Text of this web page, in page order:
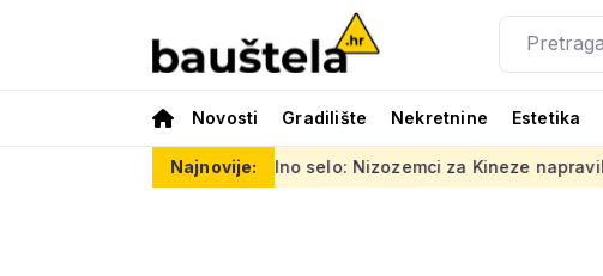
Novosti Gradilište Nekretnine Estetika
Najnovije:
Šareno vertikalno selo: Nizozemci za Kineze napravili zgradu koja